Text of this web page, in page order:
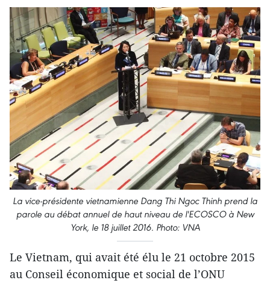
La vice-présidente vietnamienne Dang Thi Ngoc Thinh prend la
parole au débat annuel de haut niveau de l'ECOSCO à New
York, le 18 juillet 2016. Photo: VNA
Le Vietnam, qui avait été élu le 21 octobre 2015
au Conseil économique et social de l’ONU